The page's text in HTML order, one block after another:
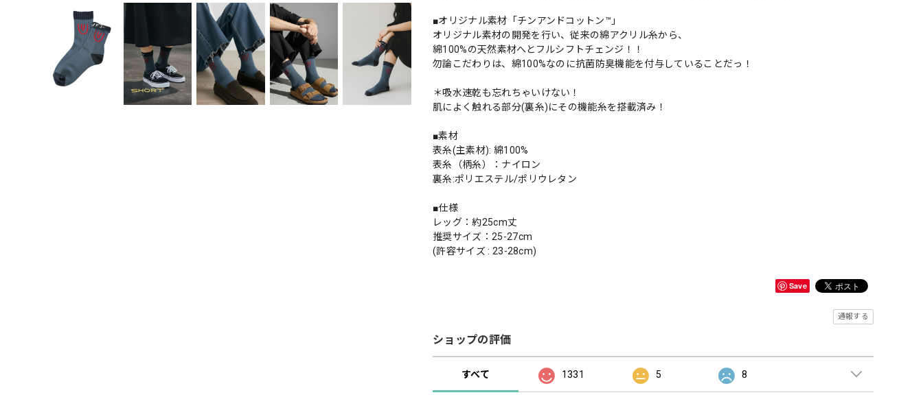
■オリジナル素材「チンアンドコットン™」
オリジナル素材の開発を行い、従来の綿アクリル糸から、
綿100%の天然素材へとフルシフトチェンジ！！
勿論こだわりは、綿100%なのに抗菌防臭機能を付与していることだっ！
＊吸水速乾も忘れちゃいけない！
肌によく触れる部分(裏糸)にその機能糸を搭載済み！
■素材
表糸(主素材): 綿100%
表糸（柄糸）：ナイロン
裏糸:ポリエステル/ポリウレタン
■仕様
レッグ：約25cm丈
推奨サイズ：25-27cm
(許容サイズ : 23-28cm)
Save
通報する
ショップの評価
すべて 1331 5 8